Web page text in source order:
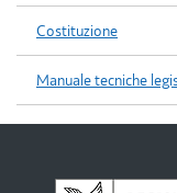
Costituzione
Manuale tecniche